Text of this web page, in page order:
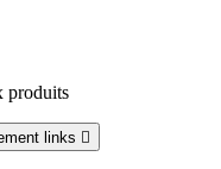
produits
links 